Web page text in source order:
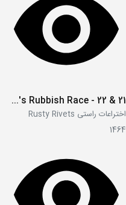
21 & 22 - Rusty's Water Works - Rusty's Rubbish Race
اختراعات راستی Rusty Rivets
1464